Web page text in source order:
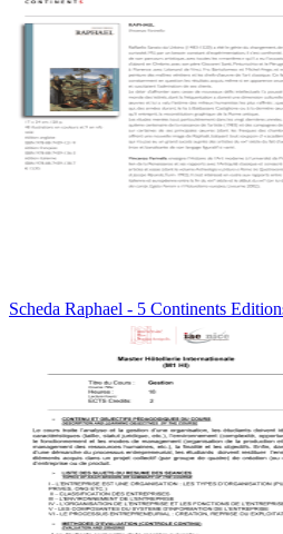
Scheda Raphael - 5 Continents